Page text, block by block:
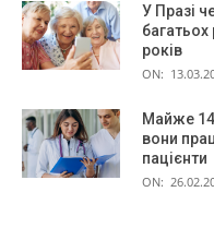
У Празі
років
ON:
Майже
вони
пацієнти
ON: